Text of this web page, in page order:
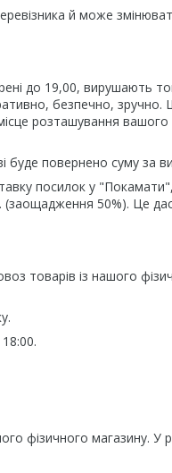
й може
до 19,00, вирушають
безпечно, зручно.
розташування
буде повернено суму за
посилок у
(заощадження 50%). Це
товарів із нашого
фізичного магазину. У